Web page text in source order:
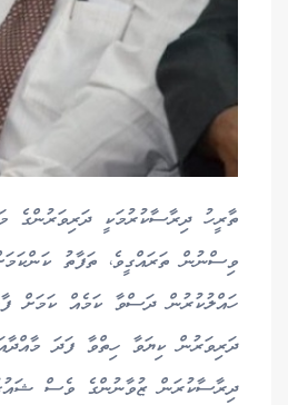
ތާރީހު ދިރާސާކުރުމަކީ ދަރިވަރުންގެ
ވިސްނުން ތަރައްގީވެ، ތަފާތު
ހައްލުކުރުން ދަސްވާ ކަމެއް ކަމަށް
ދަރިވަރުން ކިޔަވާ ހިތްވާ ފަދަ
ދިރާސާކުރަން ޒުވާނުންގެ ވެސް